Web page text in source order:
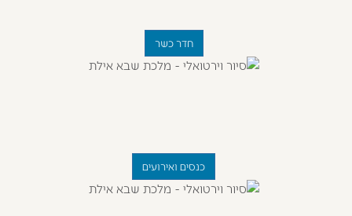
חדר כשר
כנסים ואירועים